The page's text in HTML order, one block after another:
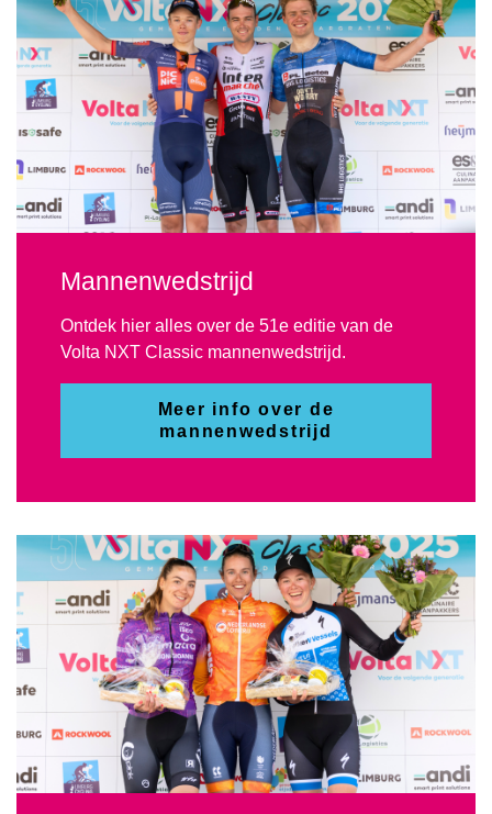
Mannenwedstrijd
Ontdek hier alles over de 51e editie van de
Volta NXT Classic mannenwedstrijd.
Meer info over de
mannenwedstrijd